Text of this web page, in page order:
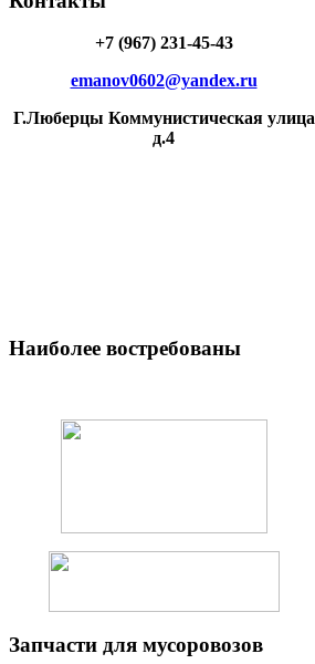
+7 (967) 231-45-43
emanov0602@yandex.ru
Г.Люберцы Коммунистическая улица
д.4
Наиболее востребованы
Запчасти для мусоровозов